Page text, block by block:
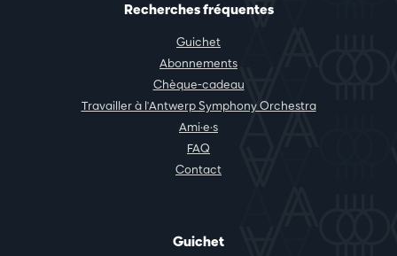
Recherches fréquentes
Guichet
Abonnements
Chèque-cadeau
Travailler à l'Antwerp Symphony Orchestra
Ami·e·s
FAQ
Contact
Guichet